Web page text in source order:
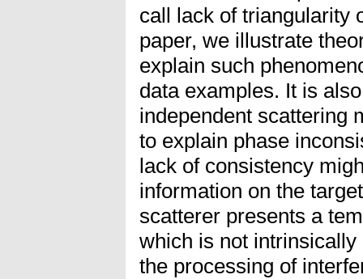
call lack of triangularity
paper, we illustrate
explain such
data examples. It is
independent scattering
to explain phase
lack of consistency
information on the
scatterer presents a
which is not
the processing of